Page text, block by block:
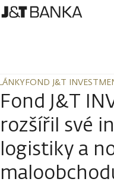
FOND J&T
FOND J&T
Fond J&T
rozšířil své
logistiky a